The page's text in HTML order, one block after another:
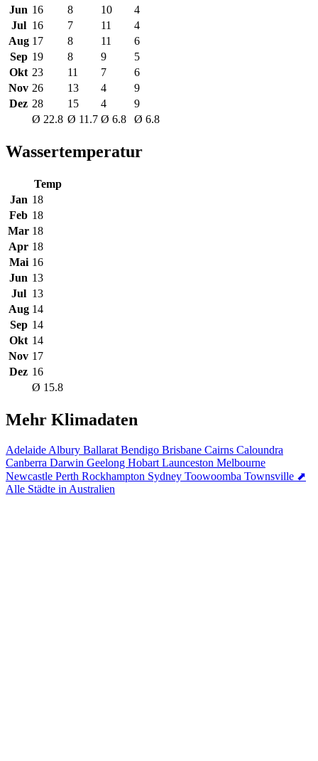
Jun 16 8 10
4
Jul 16 7 11
4
Aug 17 8 11
6
Sep 19 8 9
5
Okt 23 11 7
6
Nov 26 13 4
9
Dez 28 15 4
9
Ø 22.8 Ø 11.7 Ø 6.8 Ø 6.8
Wassertemperatur
Temp
Jan 18
Feb 18
Mar 18
Apr 18
Mai 16
Jun 13
Jul 13
Aug 14
Sep 14
Okt 14
Nov 17
Dez 16
Ø 15.8
Mehr Klimadaten
Adelaide Albury Ballarat Bendigo Brisbane Cairns Caloundra
Canberra Darwin Geelong Hobart Launceston Melbourne
Newcastle Perth Rockhampton Sydney Toowoomba Townsville ⬈
Alle Städte in Australien